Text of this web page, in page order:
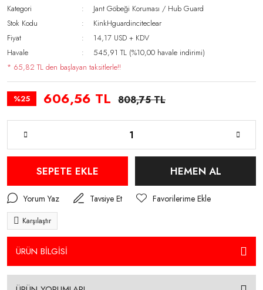
Kategori
Jant Göbeği Koruması / Hub Guard
Stok Kodu
KinkHguardinciteclear
Fiyat
14,17 USD + KDV
Havale
545,91 TL (%10,00 havale indirimi)
* 65,82 TL den başlayan taksitlerle!!
%25 606,56 TL 808,75 TL
SEPETE EKLE HEMEN AL
Yorum Yaz Tavsiye Et
Karşılaştır
ÜRÜN BİLGİSİ